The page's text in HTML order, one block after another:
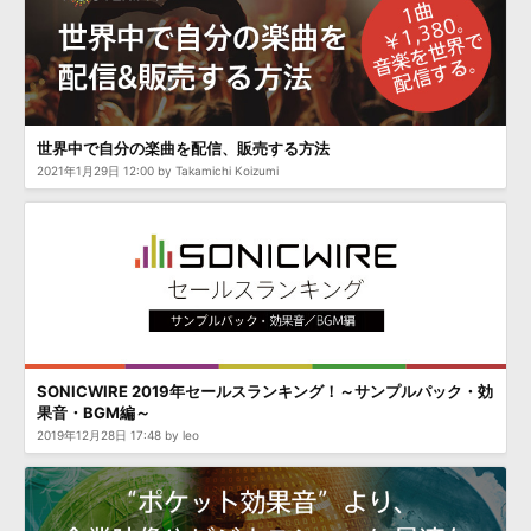
世界中で自分の楽曲を配信、販売する方法
2021年1月29日 12:00 by Takamichi Koizumi
SONICWIRE 2019年セールスランキング！～サンプルパック・効
果音・BGM編～
2019年12月28日 17:48 by leo